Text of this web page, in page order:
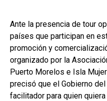
Ante la presencia de tour
países que participan en
promoción y
organizado por la
Puerto Morelos e Isla
precisó que el Gobierno
facilitador para quien